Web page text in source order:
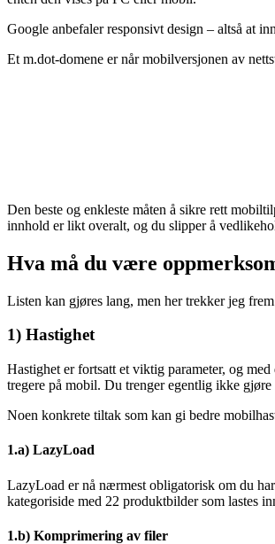
Google anbefaler responsivt design – altså at
Et m.dot-domene er når mobilversjonen av
Den beste og enkleste måten å sikre rett
innhold er likt overalt, og du slipper å
Hva må du være
Listen kan gjøres lang, men her trekker jeg
1) Hastighet
Hastighet er fortsatt et viktig parameter, og
tregere på mobil. Du trenger egentlig ikke
Noen konkrete tiltak som kan gi bedre
1.a) LazyLoad
LazyLoad er nå nærmest obligatorisk om du
kategoriside med 22 produktbilder som lastes
1.b) Komprimering av filer